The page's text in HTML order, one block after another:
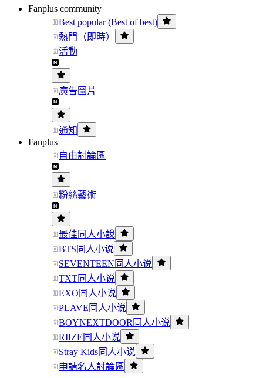
Fanplus community
Best popular (Best of best)
熱門（即時）
活動
廣告圖片
通知
Fanplus
自由討論區
粉絲藝術
最佳同人小說
BTS同人小说
SEVENTEEN同人小说
TXT同人小说
EXO同人小说
PLAVE同人小说
BOYNEXTDOOR同人小说
RIIZE同人小说
Stray Kids同人小说
申請名人討論區